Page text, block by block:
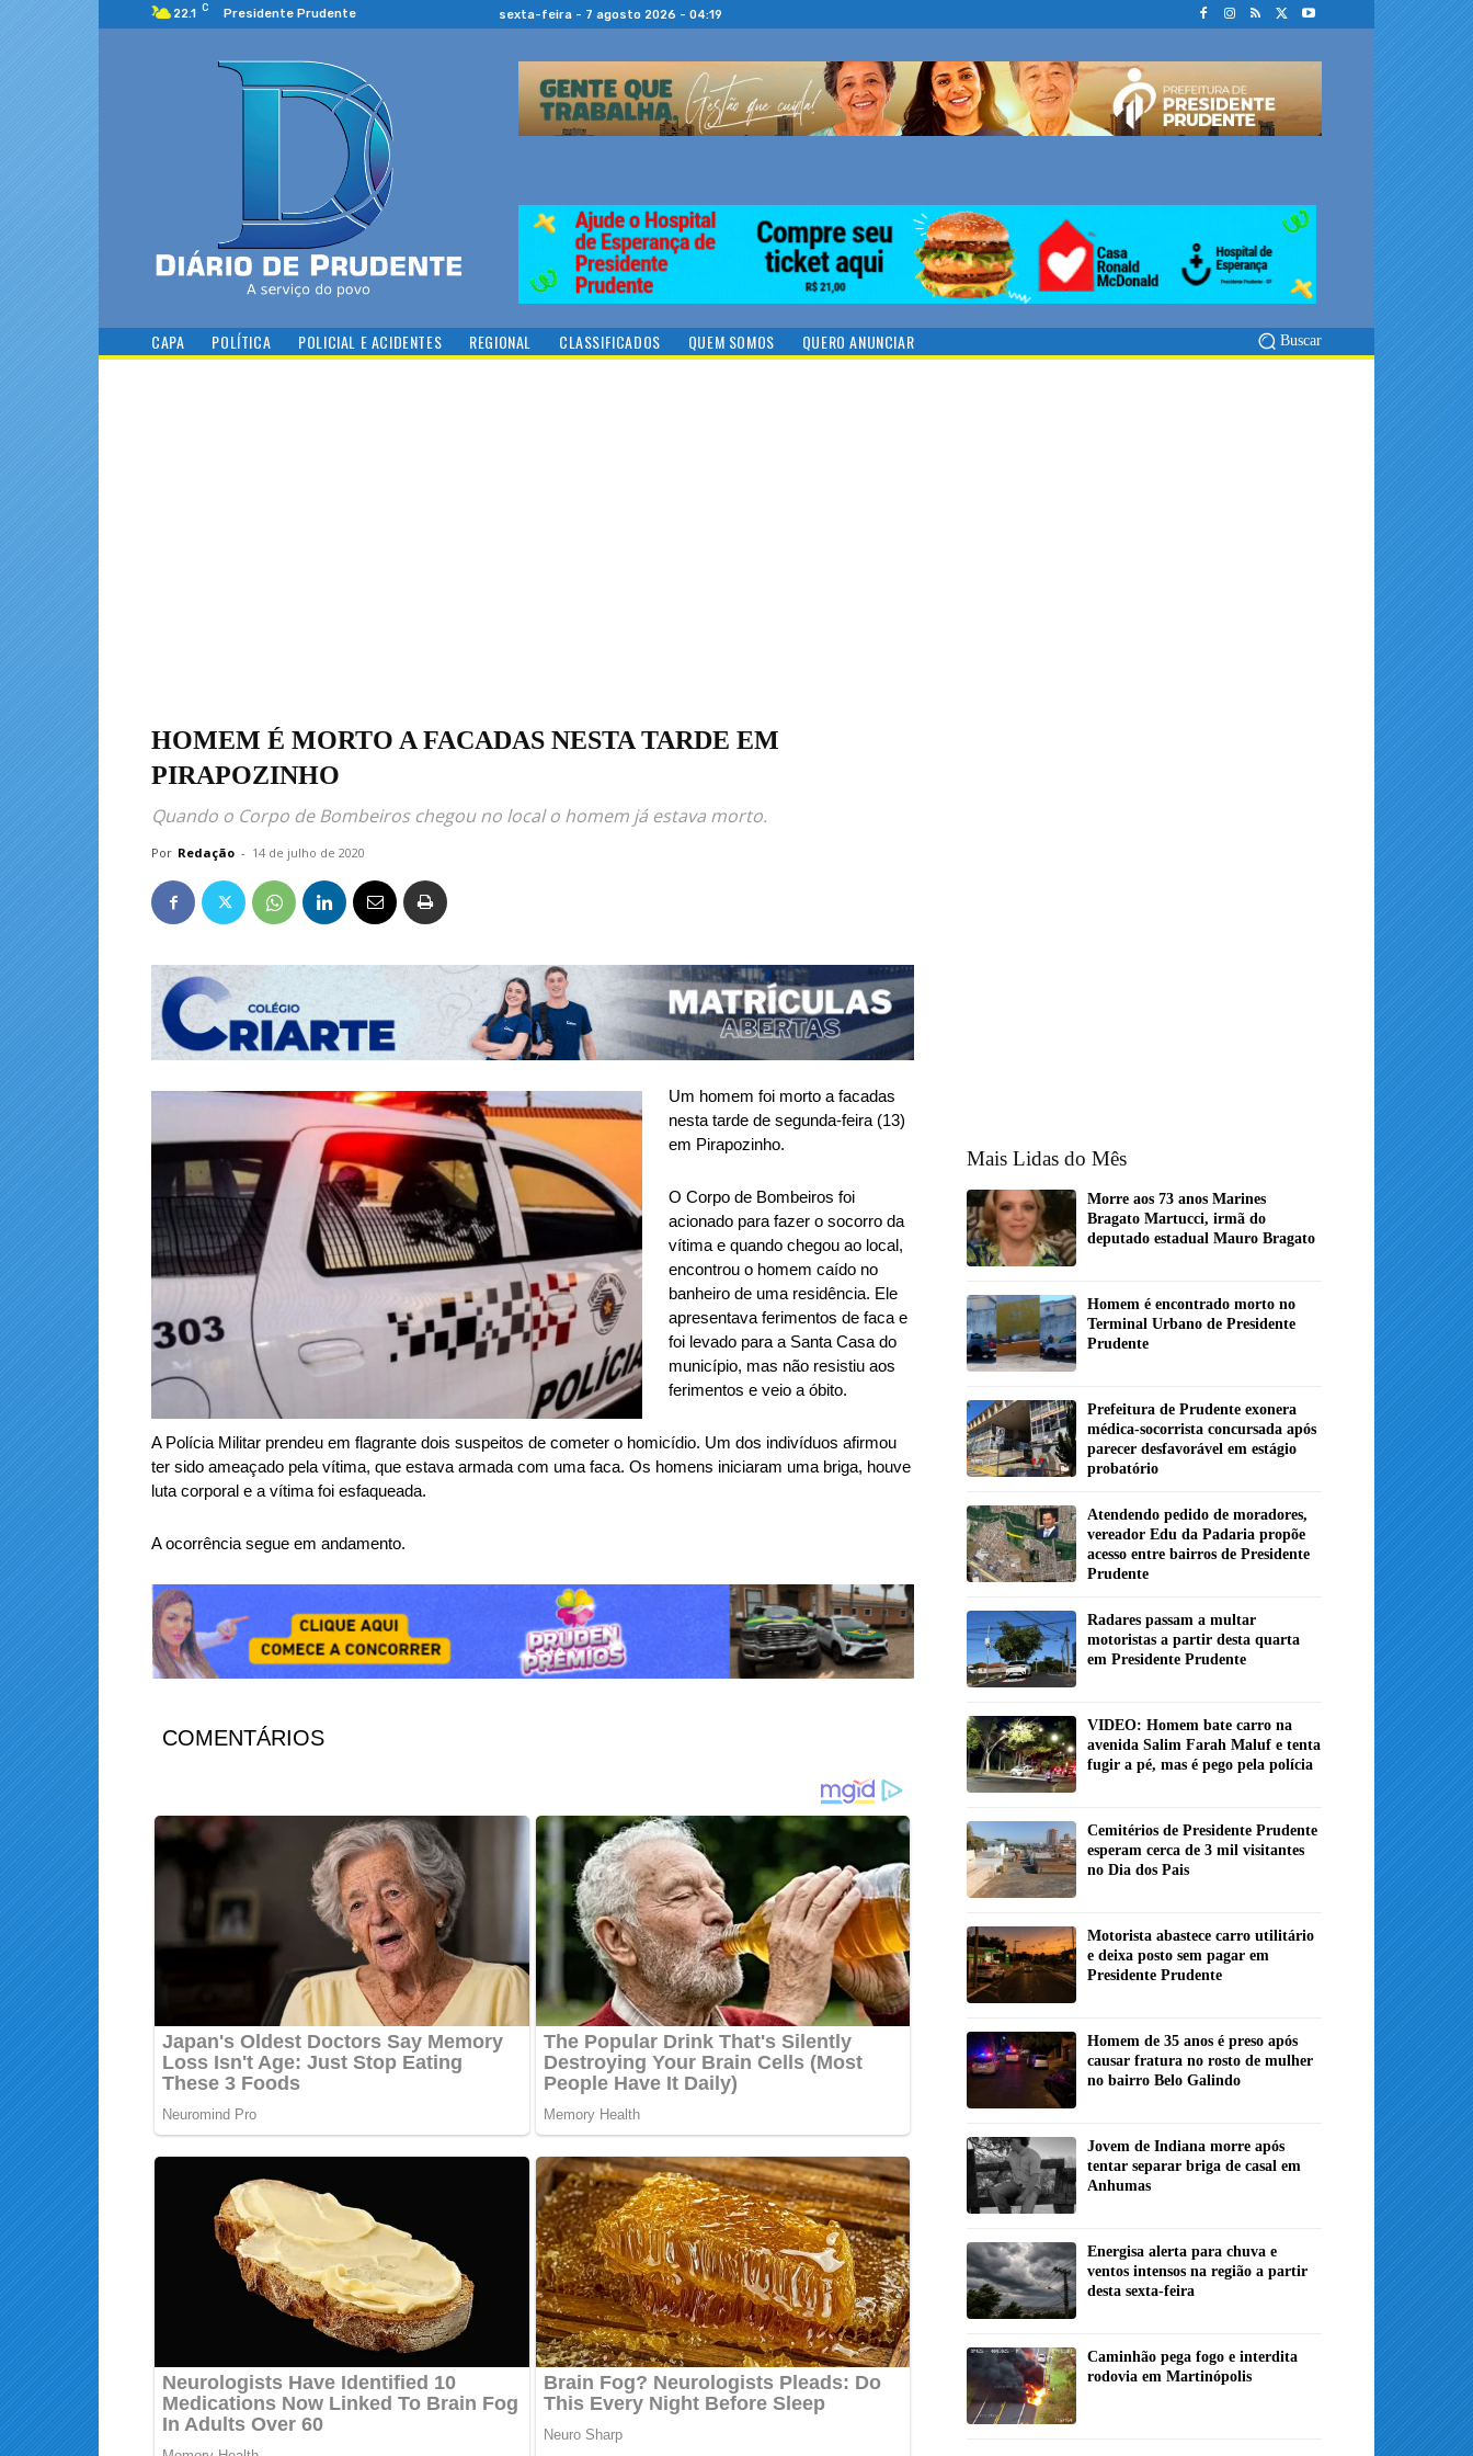
22.1 C Presidente Prudente sexta-feira - 7 agosto 2026 - 04:19
CAPA POLÍTICA POLICIAL E ACIDENTES REGIONAL CLASSIFICADOS QUEM SOMOS QUERO ANUNCIAR Buscar
HOMEM É MORTO A FACADAS NESTA TARDE EM
PIRAPOZINHO
Quando o Corpo de Bombeiros chegou no local o homem já estava morto.
Por Redação - 14 de julho de 2020
Um homem foi morto a facadas
nesta tarde de segunda-feira (13)
em Pirapozinho.
O Corpo de Bombeiros foi
acionado para fazer o socorro da
vítima e quando chegou ao local,
encontrou o homem caído no
banheiro de uma residência. Ele
apresentava ferimentos de faca e
foi levado para a Santa Casa do
município, mas não resistiu aos
ferimentos e veio a óbito.
A Polícia Militar prendeu em flagrante dois suspeitos de cometer o homicídio. Um dos indivíduos afirmou
ter sido ameaçado pela vítima, que estava armada com uma faca. Os homens iniciaram uma briga, houve
luta corporal e a vítima foi esfaqueada.
A ocorrência segue em andamento.
COMENTÁRIOS
Mais Lidas do Mês
Morre aos 73 anos Marines
Bragato Martucci, irmã do
deputado estadual Mauro Bragato
Homem é encontrado morto no
Terminal Urbano de Presidente
Prudente
Prefeitura de Prudente exonera
médica-socorrista concursada após
parecer desfavorável em estágio
probatório
Atendendo pedido de moradores,
vereador Edu da Padaria propõe
acesso entre bairros de Presidente
Prudente
Radares passam a multar
motoristas a partir desta quarta
em Presidente Prudente
VIDEO: Homem bate carro na
avenida Salim Farah Maluf e tenta
fugir a pé, mas é pego pela polícia
Cemitérios de Presidente Prudente
esperam cerca de 3 mil visitantes
no Dia dos Pais
Motorista abastece carro utilitário
e deixa posto sem pagar em
Presidente Prudente
Homem de 35 anos é preso após
causar fratura no rosto de mulher
no bairro Belo Galindo
Jovem de Indiana morre após
tentar separar briga de casal em
Anhumas
Energisa alerta para chuva e
ventos intensos na região a partir
desta sexta-feira
Caminhão pega fogo e interdita
rodovia em Martinópolis